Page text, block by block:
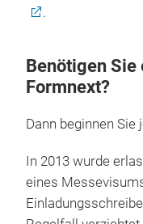
.
Benötigen Sie
Formnext?
Dann beginnen
In 2013 wurde
eines